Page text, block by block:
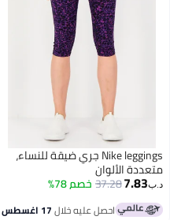
Nike leggings جري ضيقة للنساء،
الألوان
7.83
37.28خصم 78%
احصل عليه خلال17 اغسطس